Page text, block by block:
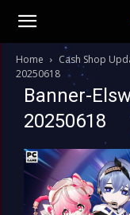
Home Cash Shop
20250618
Banner-
20250618